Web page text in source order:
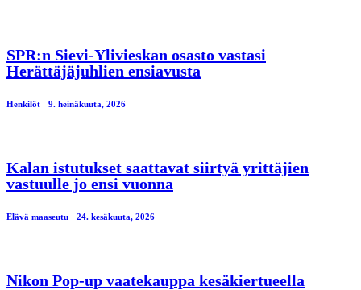
SPR:n Sievi-Ylivieskan osasto vastasi
Herättäjäjuhlien ensiavusta
Henkilöt 9. heinäkuuta, 2026
Kalan istutukset saattavat siirtyä yrittäjien
vastuulle jo ensi vuonna
Elävä maaseutu 24. kesäkuuta, 2026
Nikon Pop-up vaatekauppa kesäkiertueella